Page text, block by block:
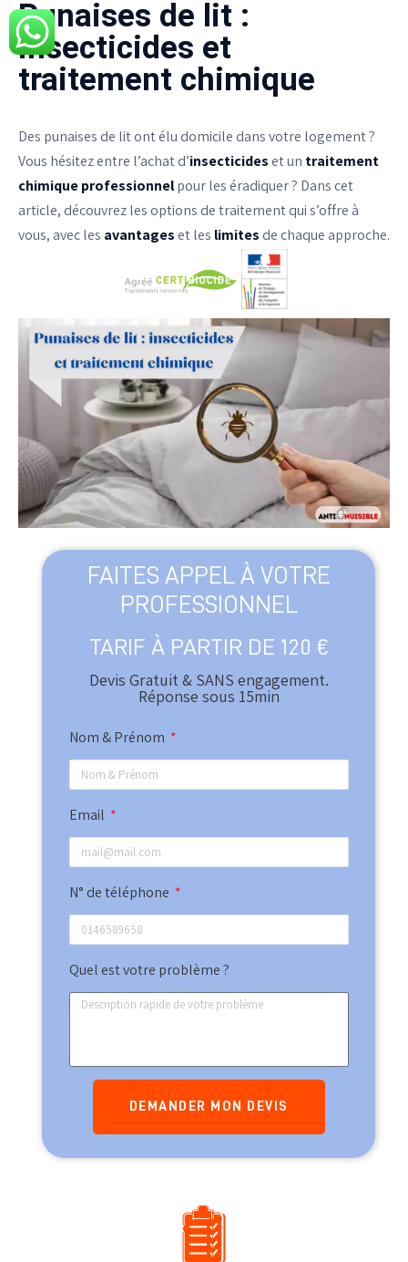
PROTECTION ANTI-NUISIBLE
NOUS CONTACTER
EN SAVOIR PLUS
Punaises de lit :
insecticides et
traitement chimique
Des punaises de lit ont élu domicile dans votre logement ?
Vous hésitez entre l’achat d’insecticides et un traitement
chimique professionnelpour les éradiquer ? Dans cet
article, découvrez les options de traitement qui s’offre à
vous, avec les avantages et les limites de chaque approche.
FAITES APPEL À VOTRE
PROFESSIONNEL
TARIF À PARTIR DE 120 €
Devis Gratuit & SANS engagement.
Réponse sous 15min​
Nom & Prénom
Email
N° de téléphone
Quel est votre problème ?
DEMANDER MON DEVIS